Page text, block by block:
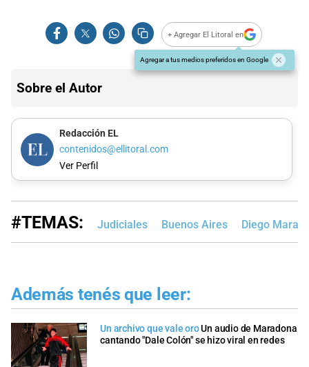
+ Agregar El Litoral en
Agregar a tus medios preferidos en Google
Sobre el Autor
Redacción EL
contenidos@ellitoral.com
Ver Perfil
#TEMAS: Judiciales Buenos Aires Diego
Además tenés que leer:
Un archivo que vale oroUn audio de Maradona
cantando "Dale Colón" se hizo viral en redes